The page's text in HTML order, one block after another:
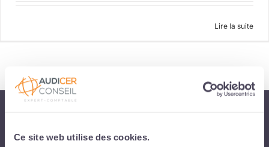
Ce site web utilise des cookies.
Lire la suite
Audicer Conseil est le Cabinet d'Expertise-comptable des Entreprises en
Morbihan, Essonne et Seine-et-Marne